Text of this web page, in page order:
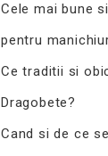
Cele mai bune
pentru
Ce traditii si
Dragobete?
Cand si de ce